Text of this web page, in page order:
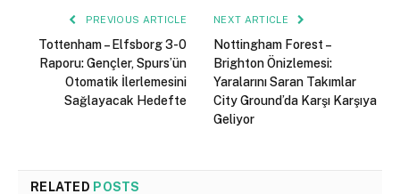
PREVIOUS ARTICLE
Tottenham – Elfsborg 3-0
Raporu: Gençler, Spurs’ün
Otomatik İlerlemesini
Sağlayacak Hedefte
NEXT ARTICLE
Nottingham Forest –
Brighton Önizlemesi:
Yaralarını Saran Takımlar
City Ground’da Karşı Karşıya
Geliyor
RELATED POSTS